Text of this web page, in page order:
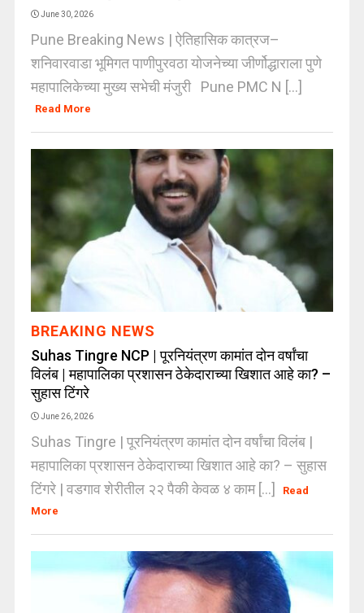
June 30, 2026
Pune Breaking News | ऐतिहासिक कात्रज–
शनिवारवाडा भूमिगत पाणीपुरवठा योजनेच्या जीर्णोद्धाराला पुणे
महापालिकेच्या मुख्य सभेची मंजुरी Pune PMC N [...]
Read More
BREAKING NEWS
Suhas Tingre NCP | पूरनियंत्रण कामांत दोन वर्षांचा
विलंब | महापालिका प्रशासन ठेकेदाराच्या खिशात आहे का? –
सुहास टिंगरे
June 26, 2026
Suhas Tingre | पूरनियंत्रण कामांत दोन वर्षांचा विलंब |
महापालिका प्रशासन ठेकेदाराच्या खिशात आहे का? – सुहास
टिंगरे | वडगाव शेरीतील २२ पैकी केवळ ४ काम [...]
Read
More